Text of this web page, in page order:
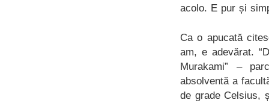
acolo. E pur și
Ca o apucată
am, e adevărat.
Murakami” –
absolventă a
de grade Celsius,